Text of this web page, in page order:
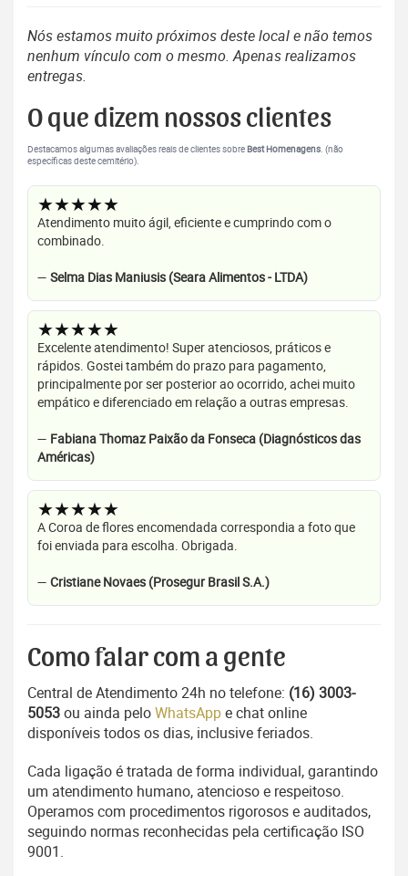
Nós estamos muito próximos deste local e não temos
nenhum vínculo com o mesmo. Apenas realizamos
entregas.
O que dizem nossos clientes
Destacamos algumas avaliações reais de clientes sobre Best Homenagens. (não
específicas deste cemitério).
★★★★★
Atendimento muito ágil, eficiente e cumprindo com o
combinado.
— Selma Dias Maniusis (Seara Alimentos - LTDA)
★★★★★
Excelente atendimento! Super atenciosos, práticos e
rápidos. Gostei também do prazo para pagamento,
principalmente por ser posterior ao ocorrido, achei muito
empático e diferenciado em relação a outras empresas.
— Fabiana Thomaz Paixão da Fonseca (Diagnósticos das
Américas)
★★★★★
A Coroa de flores encomendada correspondia a foto que
foi enviada para escolha. Obrigada.
— Cristiane Novaes (Prosegur Brasil S.A.)
Como falar com a gente
Central de Atendimento 24h no telefone: (16) 3003-
5053ou ainda peloWhatsAppe chat online
disponíveis todos os dias, inclusive feriados.
Cada ligação é tratada de forma individual, garantindo
um atendimento humano, atencioso e respeitoso.
Operamos com procedimentos rigorosos e auditados,
seguindo normas reconhecidas pela certificação ISO
9001.